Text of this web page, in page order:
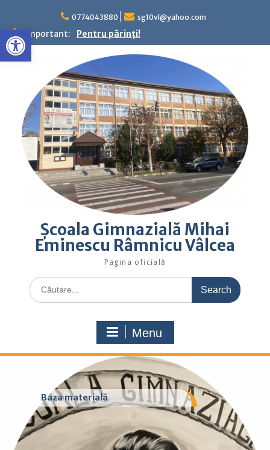
Deschide bara de unelte
content
0774043880 sg10vl@yahoo.com
Important: Pentru părinţi!
Şcoala Gimnazială Mihai
Eminescu Râmnicu Vâlcea
Pagina oficială
Search
for:
Menu
Baza materială